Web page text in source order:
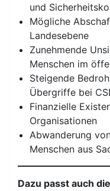
und
Mögliche
Landesebene
Zunehmende
Menschen im
Steigende
Übergriffe bei
Finanzielle
Organisationen
Abwanderung
Menschen aus
Dazu passt auch